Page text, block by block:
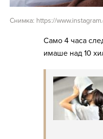
Снимка: https://
Само 4 часа
имаше над 10